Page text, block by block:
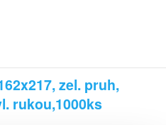
zel. pruh,
rukou,1000ks